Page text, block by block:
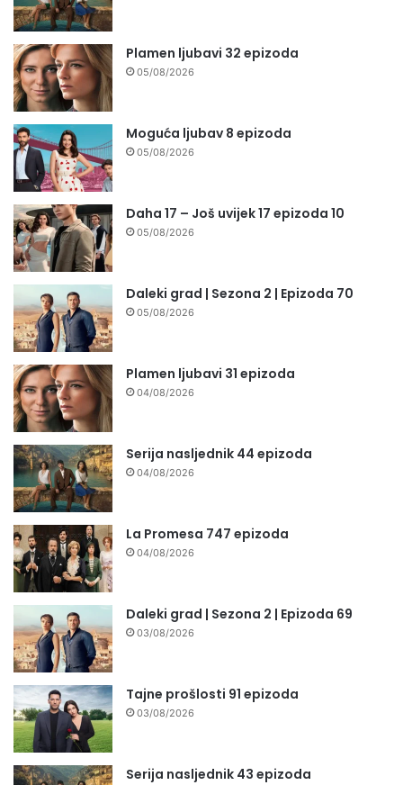
Plamen ljubavi 32 epizoda
05/08/2026
Moguća ljubav 8 epizoda
05/08/2026
Daha 17 – Još uvijek 17 epizoda 10
05/08/2026
Daleki grad | Sezona 2 | Epizoda 70
05/08/2026
Plamen ljubavi 31 epizoda
04/08/2026
Serija nasljednik 44 epizoda
04/08/2026
La Promesa 747 epizoda
04/08/2026
Daleki grad | Sezona 2 | Epizoda 69
03/08/2026
Tajne prošlosti 91 epizoda
03/08/2026
Serija nasljednik 43 epizoda